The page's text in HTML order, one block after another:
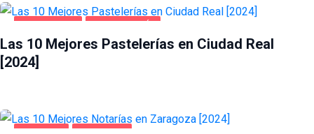
Las 10 Mejores Pastelerías en Ciudad Real
[2024]